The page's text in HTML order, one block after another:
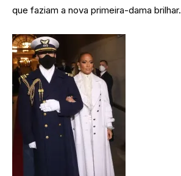
que faziam a nova primeira-dama brilhar.